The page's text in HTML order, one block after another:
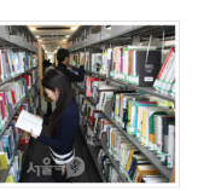
U
R
L
복
사
공
유
하
기
기
크
게
변
경
하
기
기
작
게
변
경
하
기